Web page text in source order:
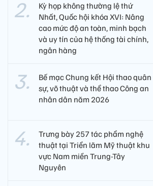
Kỳ họp không thường lệ thứ
Nhất, Quốc hội khóa XVI: Nâng
cao mức độ an toàn, minh bạch
và uy tín của hệ thống tài chính,
ngân hàng
Bế mạc Chung kết Hội thao quân
sự, võ thuật và thể thao Công an
nhân dân năm 2026
Trưng bày 257 tác phẩm nghệ
thuật tại Triển lãm Mỹ thuật khu
vực Nam miền Trung-Tây
Nguyên